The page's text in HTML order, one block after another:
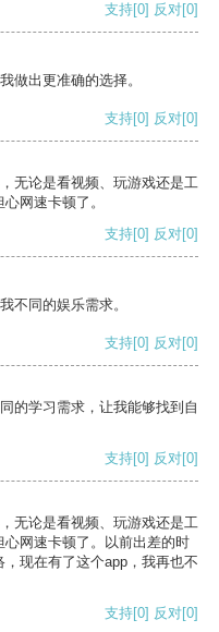
支持[0] 反对[0]
做出更准确的选择。
支持[0] 反对[0]
无论是看视频、玩游戏还是工
网速卡顿了。
支持[0] 反对[0]
不同的娱乐需求。
支持[0] 反对[0]
的学习需求，让我能够找到自
支持[0] 反对[0]
无论是看视频、玩游戏还是工
网速卡顿了。以前出差的时
现在有了这个app，我再也不
支持[0] 反对[0]